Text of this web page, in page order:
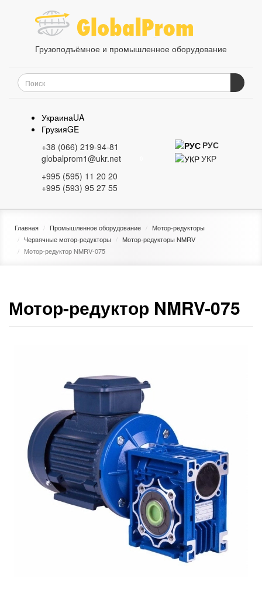
Грузоподъёмное и промышленное оборудование
УкраинаUA
ГрузияGE
+38 (066) 219-94-81
globalprom1@ukr.net
+995 (595) 11 20 20
+995 (593) 95 27 55
РУС
УКР
Главная Промышленное оборудование
Мотор-редукторы
Червячные мотор-редукторы
Мотор-редукторы NMRV
Мотор-редуктор NMRV-075
Мотор-редуктор NMRV-075